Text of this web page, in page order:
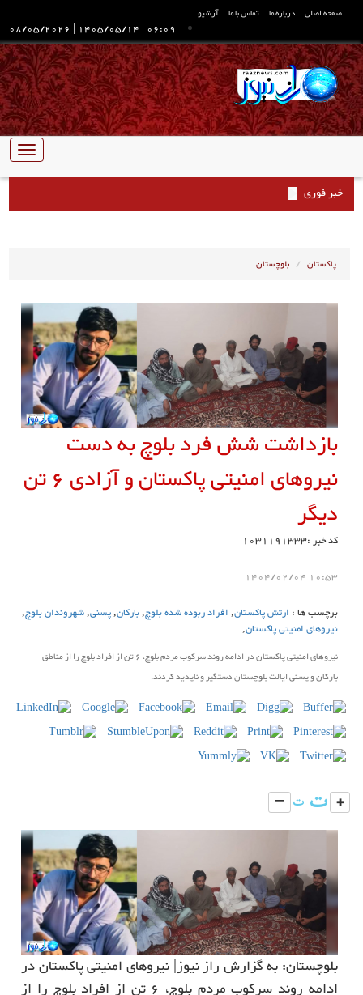
صفحه اصلی درباره ما تماس با ما آرشیو
06:09
|
1405/05/14
|
08/05/2026
تبدیل
ناوبری
خبر فوری
پاکستان بلوچستان
بازداشت شش فرد بلوچ به دست
نیروهای امنیتی پاکستان و آزادی 6 تن
دیگر
کد خبر :1031191333
10:53 1404/02/04
برچسب ها : ارتش پاکستان,افراد ربوده شده بلوچ,بارکان,پسنی,شهروندان بلوچ,
نیروهای امنیتی پاکستان,
نیروهای امنیتی پاکستان در ادامه روند سرکوب مردم بلوچ، 6 تن از افراد بلوچ را از مناطق
بارکان و پسنی ایالت بلوچستان دستگیر و ناپدید کردند.
بلوچستان: به گزارش راز نیوز| نیروهای امنیتی پاکستان در
ادامه روند سرکوب مردم بلوچ، 6 تن از افراد بلوچ را از